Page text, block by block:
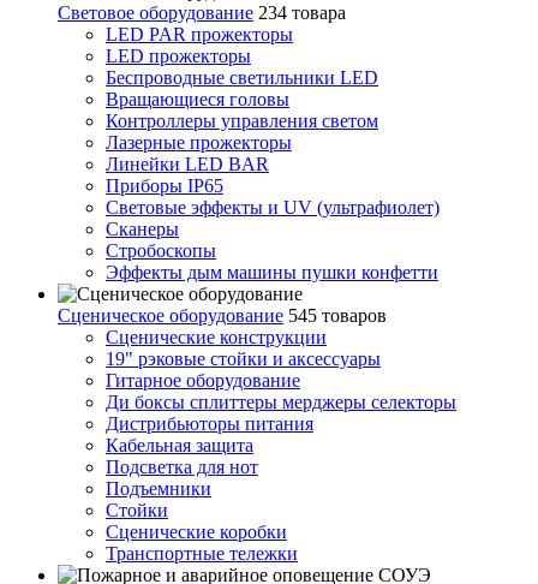
Световое оборудование 234 товара
LED PAR прожекторы
LED прожекторы
Беспроводные светильники LED
Вращающиеся головы
Контроллеры управления светом
Лазерные прожекторы
Линейки LED BAR
Приборы IP65
Световые эффекты и UV (ультрафиолет)
Сканеры
Стробоскопы
Эффекты дым машины пушки конфетти
Сценическое оборудование 545 товаров
Сценические конструкции
19" рэковые стойки и аксесcуары
Гитарное оборудование
Ди боксы сплиттеры мерджеры селекторы
Дистрибьюторы питания
Кабельная защита
Подсветка для нот
Подъемники
Стойки
Сценические коробки
Транспортные тележки